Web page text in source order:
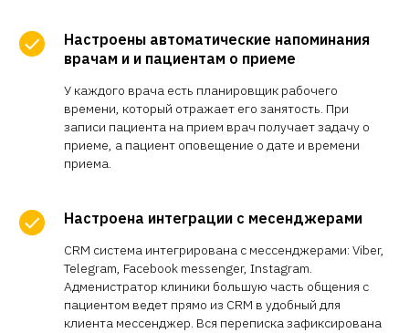
Настроены автоматические напоминания
врачам и и пациентам о приеме
У каждого врача есть планировщик рабочего
времени, который отражает его занятость. При
записи пациента на прием врач получает задачу о
приеме, а пациент оповещение о дате и времени
приема.
Настроена интеграции с месенджерами
CRM система интегрирована с мессенджерами: Viber,
Telegram, Facebook messenger, Instagram.
Адменистратор клиники большую часть общения с
пациентом ведет прямо из CRM в удобный для
клиента мессенджер. Вся переписка зафиксирована